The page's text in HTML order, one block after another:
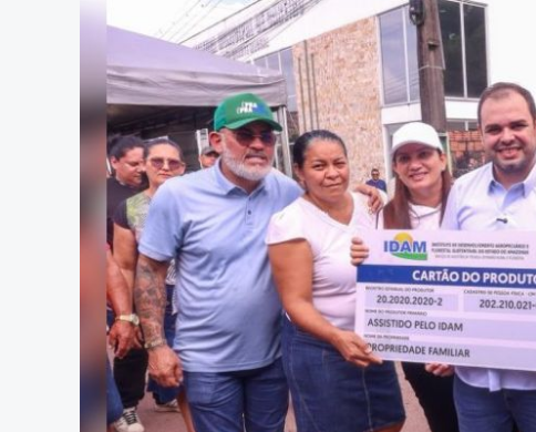
a
Careiro
Castanho
com
ações
em
saúde,
produção
rural
e
cidadania